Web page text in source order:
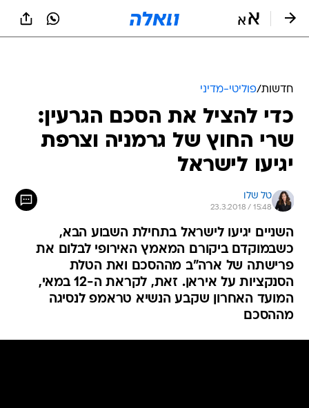
חדשות/פוליטי-מדיני
כדי להציל את הסכם הגרעין:
שרי החוץ של גרמניה וצרפת
יגיעו לישראל
טל שלו
23.3.2018 / 15:48
השניים יגיעו לישראל בתחילת השבוע הבא,
כשבמוקדם ביקורם המאמץ האירופי לבלום את
פרישתה של ארה"ב מההסכם ואת הטלת
הסנקציות על איראן. זאת, לקראת ה-12 במאי,
המועד האחרון שקבע הנשיא טראמפ לנסיגה
מההסכם